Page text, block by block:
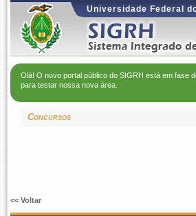
Universidade Federal
Olá! O novo portal público do SIGRH está em fase
para testar nossa nova área.
Concursos
<< Voltar